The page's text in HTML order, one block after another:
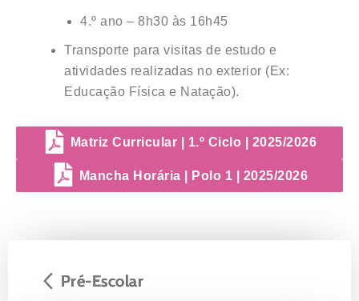
4.º ano – 8h30 às 16h45
Transporte para visitas de estudo e
atividades realizadas no exterior (Ex:
Educação Física e Natação).
Matriz Curricular | 1.º Ciclo | 2025/2026
Mancha Horária | Polo 1 | 2025/2026
Pré-Escolar